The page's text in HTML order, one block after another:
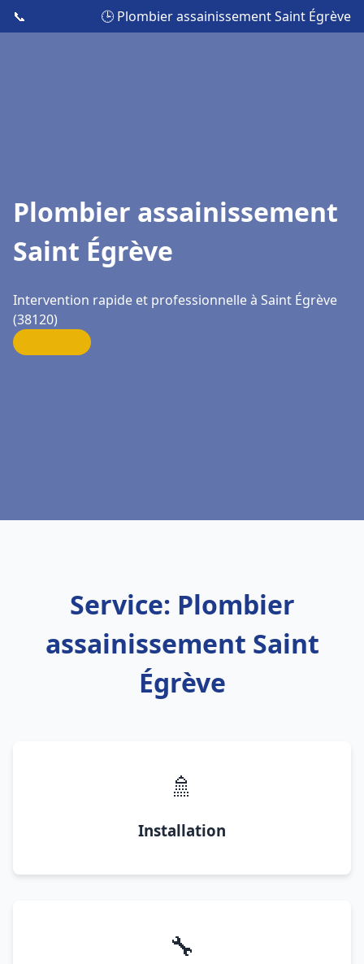
📞 🕒 Plombier assainissement Saint Égrève
Plombier assainissement
Saint Égrève
Intervention rapide et professionnelle à Saint Égrève
(38120)
Service: Plombier
assainissement Saint
Égrève
🚿
Installation
🔧